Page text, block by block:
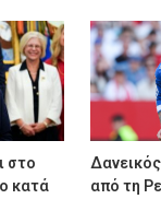
στο
κατά
από τη